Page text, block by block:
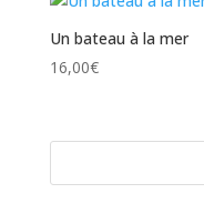
Un bateau à la mer
16,00€